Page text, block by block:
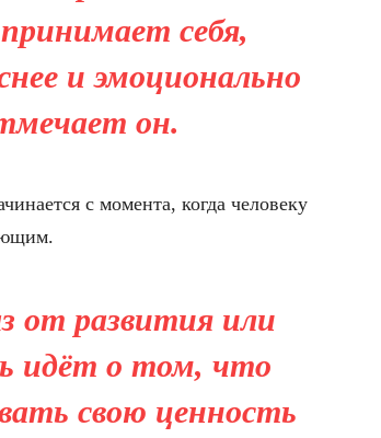
себя,
и эмоционально
он.
с момента, когда человеку
от развития или
идёт о том, что
свою ценность